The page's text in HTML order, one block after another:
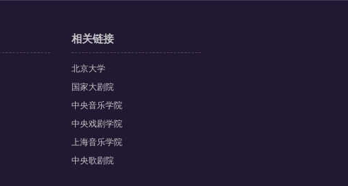
相关链接
北京大学
国家大剧院
中央音乐学院
中央戏剧学院
上海音乐学院
中央歌剧院